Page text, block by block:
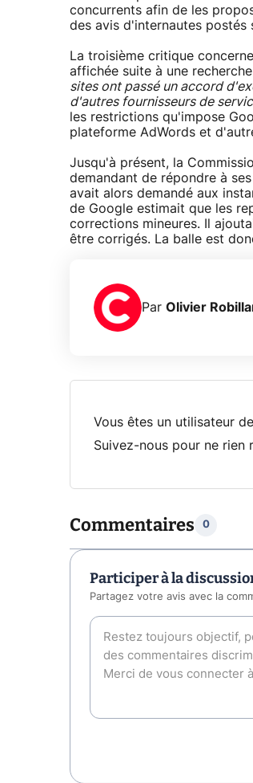
concurrents afin de les
des avis d'internautes postés
La troisième critique
affichée suite à une
sites ont passé un accord
d'autres fournisseurs de
les restrictions qu'impose
plateforme AdWords et
Jusqu'à présent, la
demandant de répondre à
avait alors demandé aux
de Google estimait que les
corrections mineures. Il
être corrigés. La balle est
Par Olivier
Vous êtes un utilisateur de
Suivez-nous pour ne rien
Commentaires 0
Participer à la
Partagez votre avis avec la